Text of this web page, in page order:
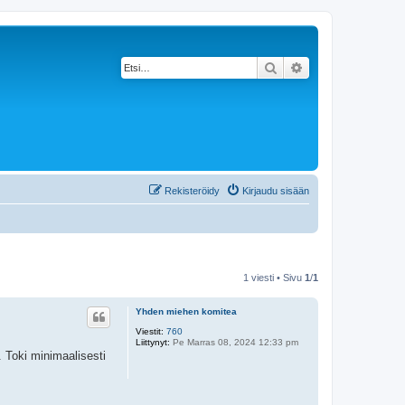
Etsi
Kirjaudu sisään
Rekisteröidy
1 viesti • Sivu 1/1
Yhden miehen komitea
Viestit: 760
Liittynyt: Pe Marras 08, 2024 12:33 pm
Toki minimaalisesti